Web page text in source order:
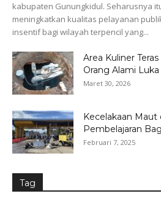
kabupaten Gunungkidul. Seharusnya
meningkatkan kualitas pelayanan
insentif bagi wilayah terpencil yang...
Area Kuliner
Orang Alami
Maret 30, 2026
Kecelakaan Maut
Pembelajaran
Februari 7, 2025
Tag